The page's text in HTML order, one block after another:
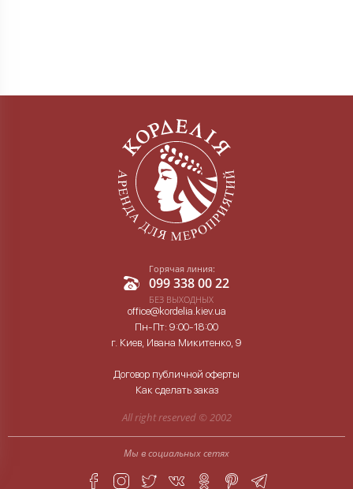
Горячая линия:
099 338 00 22
БЕЗ ВЫХОДНЫХ
office@kordelia.kiev.ua
Пн-Пт: 9:00-18:00
г. Киев, Ивана Микитенко, 9
Договор публичной оферты
Как сделать заказ
All right reserved ©2002
Мы в социальных сетях